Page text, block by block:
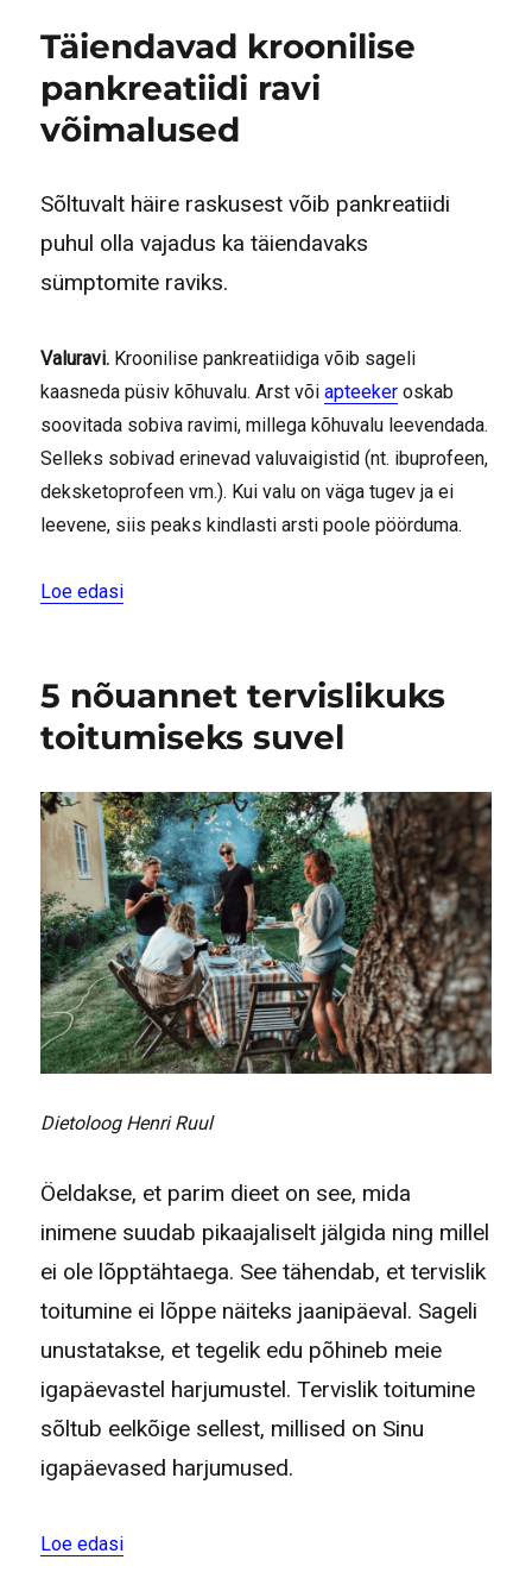
Täiendavad kroonilise
pankreatiidi ravi
võimalused
Sõltuvalt häire raskusest võib pankreatiidi
puhul olla vajadus ka täiendavaks
sümptomite raviks.
Valuravi. Kroonilise pankreatiidiga võib sageli
kaasneda püsiv kõhuvalu. Arst võiapteeker oskab
soovitada sobiva ravimi, millega kõhuvalu leevendada.
Selleks sobivad erinevad valuvaigistid (nt. ibuprofeen,
deksketoprofeen vm.). Kui valu on väga tugev ja ei
leevene, siis peaks kindlasti arsti poole pöörduma.
Loe edasi“Täiendavad kroonilise pankreatiidi ravi
5 nõuannet tervislikuks
toitumiseks suvel
Dietoloog Henri Ruul
Öeldakse, et parim dieet on see, mida
inimene suudab pikaajaliselt jälgida ning millel
ei ole lõpptähtaega. See tähendab, et tervislik
toitumine ei lõppe näiteks jaanipäeval. Sageli
unustatakse, et tegelik edu põhineb meie
igapäevastel harjumustel. Tervislik toitumine
sõltub eelkõige sellest, millised on Sinu
igapäevased harjumused.
Loe edasi“5 nõuannet tervislikuks toitumiseks suvel”